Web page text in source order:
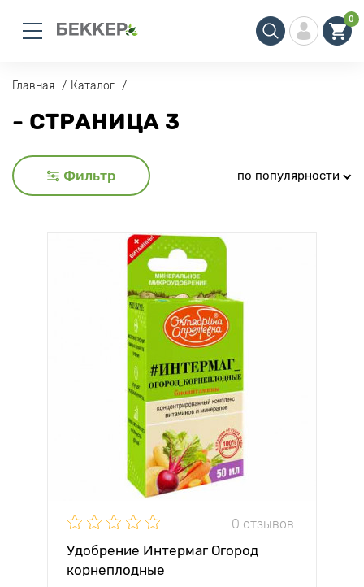
0
Главная Каталог
- СТРАНИЦА 3
Фильтр по популярности
0 отзывов
Удобрение Интермаг Огород
корнеплодные